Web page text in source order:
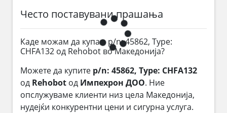
Често поставувани прашања
Каде можам да купам p/n: 45862, Type:
CHFA132 од Rehobot во Македонија?
Можете да купите p/n: 45862, Type: CHFA132
од Rehobot од Импехрон ДОО. Ние
опслужуваме клиенти низ цела Македонија,
нудејќи конкурентни цени и сигурна услуга.